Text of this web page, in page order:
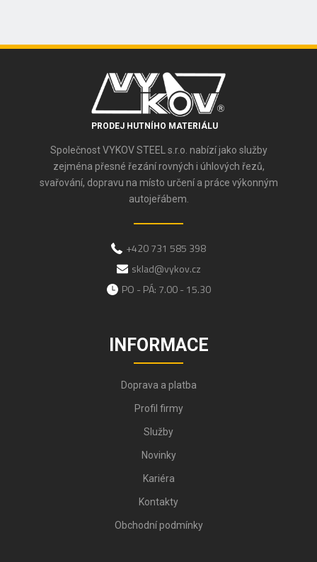
PRODEJ HUTNÍHO MATERIÁLU
Společnost VYKOV STEEL s.r.o. nabízí jako služby
zejména přesné řezání rovných i úhlových řezů,
svařování, dopravu na místo určení a práce výkonným
autojeřábem.
+420 731 585 398
sklad@vykov.cz
PO - PÁ: 7.00 - 15.30
INFORMACE
Doprava a platba
Profil firmy
Služby
Novinky
Kariéra
Kontakty
Obchodní podmínky